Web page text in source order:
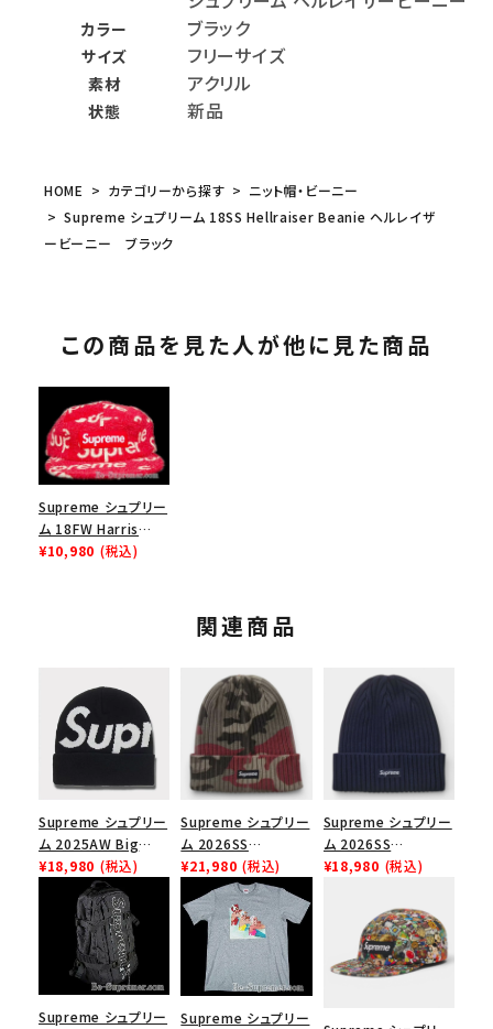
カラー ブラック
サイズ フリーサイズ
素材 アクリル
状態 新品
HOME カテゴリーから探す
ニット帽・ビーニー
Supreme シュプリーム 18SS Hellraiser Beanie ヘルレイザ
ービーニー ブラック
この商品を見た人が他に見た商品
Supreme シュプリー
ム 18FW Harris
Tweed Camp Cap
¥10,980 (税込)
関連商品
Supreme シュプリー
ム 2025AW Big
Logo Beanie ビッグ
ロゴビーニー ブラッ
¥18,980 (税込)
Supreme シュプリー
ム 2026SS
Overdyed Beanie
オーバーダイド ビー
ニー レッドカモ
¥21,980 (税込)
Supreme シュプリー
ム 2026SS
Overdyed Beanie
ニー ネイビー
¥18,980 (税込)
Supreme シュプリー
Supreme シュプリー